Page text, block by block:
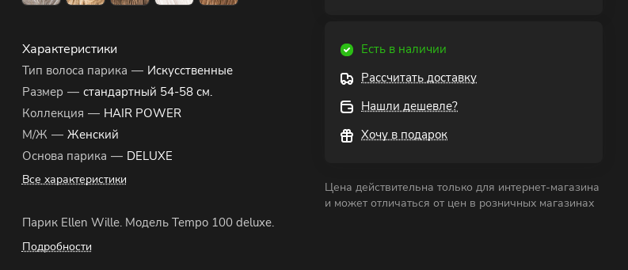
Характеристики
Тип волоса парика — Искусственные
Размер — стандартный 54-58 см.
Коллекция — HAIR POWER
М/Ж — Женский
Основа парика — DELUXE
Все характеристики
Парик Ellen Wille. Модель Tempo 100 deluxe.
Подробности
Есть в наличии
Рассчитать доставку
Нашли дешевле?
Хочу в подарок
Цена действительна только для интернет-магазина
и может отличаться от цен в розничных магазинах